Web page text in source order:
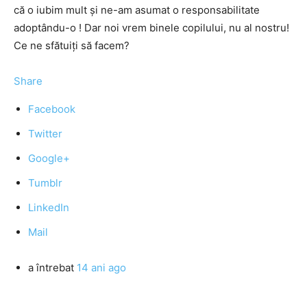
că o iubim mult și ne-am asumat o responsabilitate
adoptându-o ! Dar noi vrem binele copilului, nu al nostru!
Ce ne sfătuiți să facem?
Share
Facebook
Twitter
Google+
Tumblr
LinkedIn
Mail
a întrebat 14 ani ago